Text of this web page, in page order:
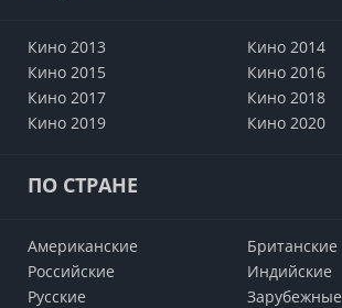
Кино 2013
Кино 2014
Кино 2015
Кино 2016
Кино 2017
Кино 2018
Кино 2019
Кино 2020
ПО СТРАНЕ
Американские
Британские
Российские
Индийские
Русские
Зарубежные